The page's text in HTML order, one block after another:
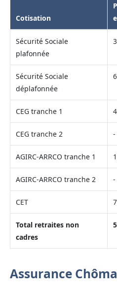
Cotisation
Sécurité Sociale
plafonnée
Sécurité Sociale
déplafonnée
CEG tranche 1
CEG tranche 2 -
AGIRC-ARRCO tranche 1
AGIRC-ARRCO tranche 2 -
CET
Total retraites non
cadres
Assurance